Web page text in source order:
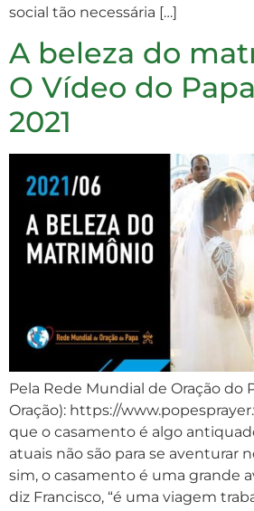
social tão necessária […]
A beleza do
O Vídeo do
2021
Pela Rede Mundial de Oração do
Oração): https://
que o casamento é algo
atuais não são para se aventurar
sim, o casamento é uma grande
diz Francisco, “é uma viagem